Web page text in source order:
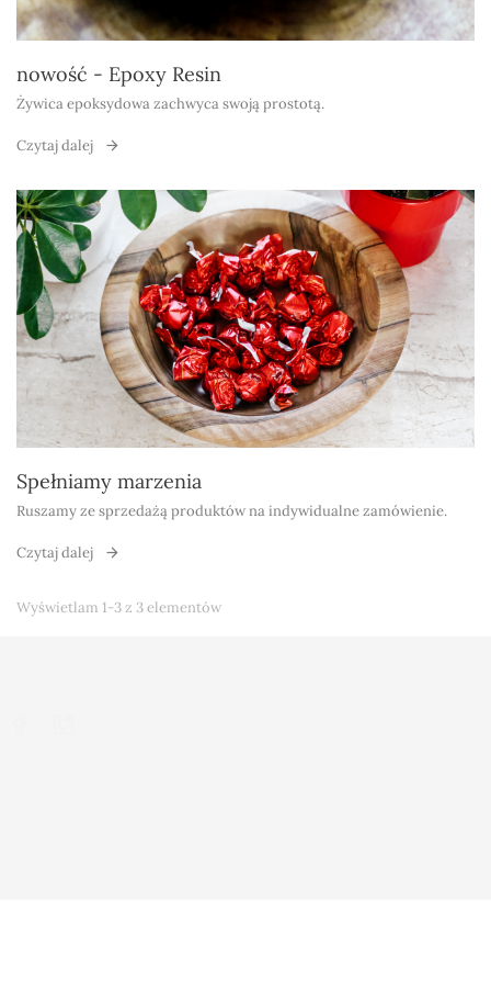
nowość - Epoxy Resin
Żywica epoksydowa zachwyca swoją prostotą.
Czytaj dalej
Spełniamy marzenia
Ruszamy ze sprzedażą produktów na indywidualne zamówienie.
Czytaj dalej
Wyświetlam 1-3 z 3 elementów